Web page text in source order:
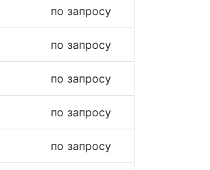
по запросу
по запросу
по запросу
по запросу
по запросу